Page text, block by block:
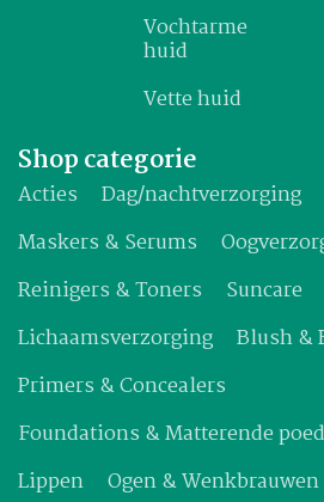
Vochtarme
huid
Vette huid
Shop categorie
Acties
Dag/nachtverzorging
Maskers & Serums
Reinigers & Toners
Suncare
Lichaamsverzorging
Blush &
Primers & Concealers
Foundations & Matterende
Lippen
Ogen & Wenkbrauwen